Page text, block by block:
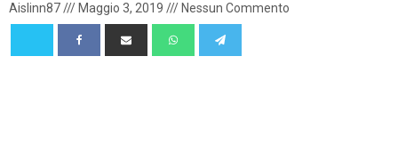
Aislinn87/// Maggio 3, 2019 /// Nessun Commento